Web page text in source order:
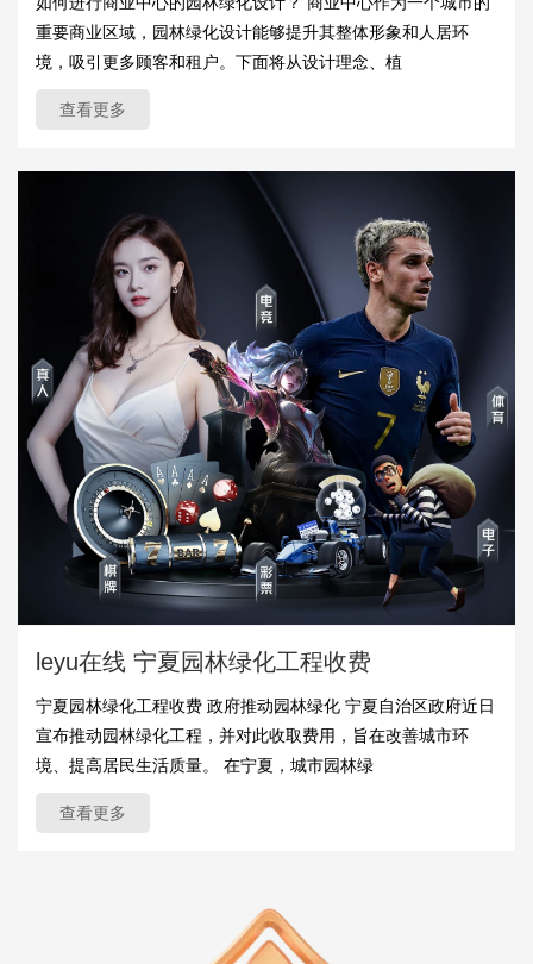
重要商业区域，园林绿化设计能够提升其整体形象和人居环
境，吸引更多顾客和租户。下面将从设计理念、植
查看更多
leyu在线 宁夏园林绿化工程收费
宁夏园林绿化工程收费 政府推动园林绿化 宁夏自治区政府近日
宣布推动园林绿化工程，并对此收取费用，旨在改善城市环
境、提高居民生活质量。 在宁夏，城市园林绿
查看更多